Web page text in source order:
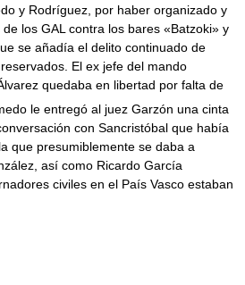
y Rodríguez, por haber organizado y
los GAL contra los bares «Batzoki» y
se añadía el delito continuado de
El ex jefe del mando
quedaba en libertad por falta de
le entregó al juez Garzón una cinta
con Sancristóbal que había
que presumiblemente se daba a
así como Ricardo García
civiles en el País Vasco estaban